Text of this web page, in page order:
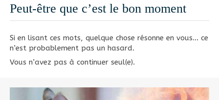
Peut-être que c’est le bon moment
Si en lisant ces mots, quelque chose résonne en vous… ce
n’est probablement pas un hasard.
Vous n’avez pas à continuer seul(e).